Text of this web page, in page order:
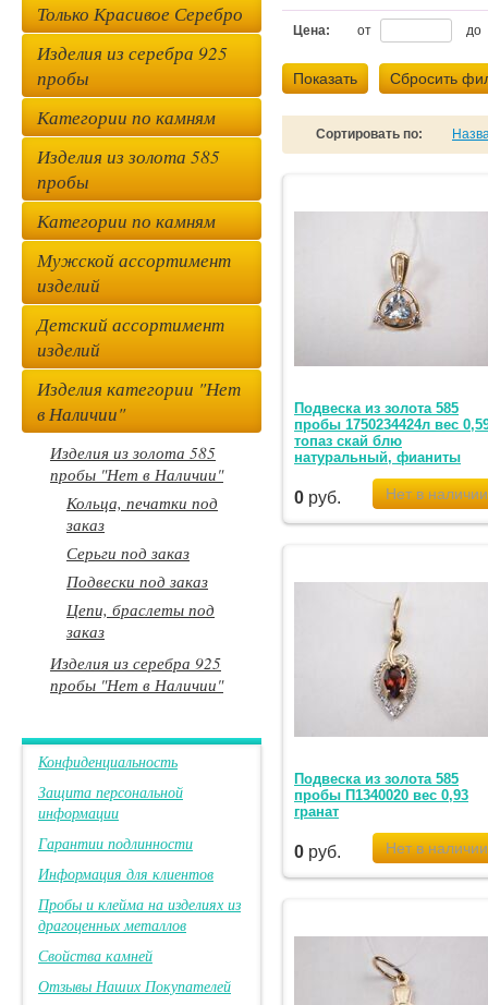
Цена: от до
Показать Сбросить
Сортировать по:
Подвеска из золота 585
пробы 1750234424л вес
топаз скай блю
натуральный, фианиты
0 руб.
Подвеска из золота 585
пробы П1340020 вес 0,93
гранат
0 руб.
Только Красивое Серебро
Изделия из серебра 925
пробы
Категории по камням
Изделия из золота 585
пробы
Категории по камням
Мужской ассортимент
изделий
Детский ассортимент
изделий
Изделия категории "Нет
в Наличии"
Изделия из золота 585
пробы "Нет в Наличии"
Кольца, печатки под
заказ
Серьги под заказ
Подвески под заказ
Цепи, браслеты под
заказ
Изделия из серебра 925
пробы "Нет в Наличии"
Конфиденциальность
Защита персональной
информации
Гарантии подлинности
Информация для клиентов
Пробы и клейма на изделиях из
драгоценных металлов
Свойства камней
Отзывы Наших Покупателей